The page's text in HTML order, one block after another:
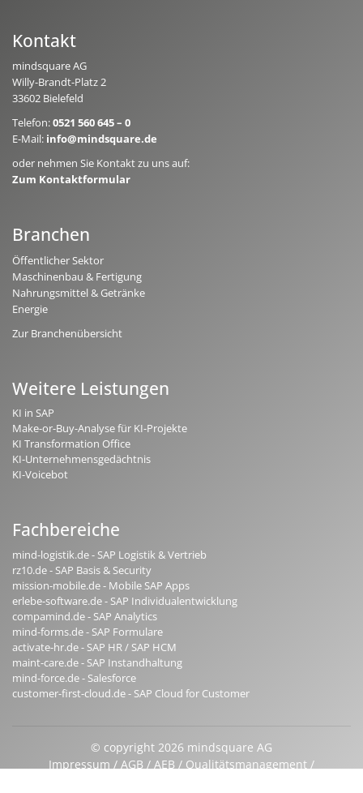
Kontakt
mindsquare AG
Willy-Brandt-Platz 2
33602 Bielefeld
Telefon:0521 560 645 – 0
E-Mail: info@mindsquare.de
oder nehmen Sie Kontakt zu uns auf:
Zum Kontaktformular
Branchen
Öffentlicher Sektor
Maschinenbau & Fertigung
Nahrungsmittel & Getränke
Energie
Zur Branchenübersicht
Weitere Leistungen
KI in SAP
Make-or-Buy-Analyse für KI-Projekte
KI Transformation Office
KI-Unternehmensgedächtnis
KI-Voicebot
Fachbereiche
mind-logistik.de - SAP Logistik & Vertrieb
rz10.de - SAP Basis & Security
mission-mobile.de - Mobile SAP Apps
erlebe-software.de - SAP Individualentwicklung
compamind.de - SAP Analytics
mind-forms.de - SAP Formulare
activate-hr.de - SAP HR / SAP HCM
maint-care.de - SAP Instandhaltung
mind-force.de - Salesforce
customer-first-cloud.de - SAP Cloud for Customer
© copyright 2026 mindsquare AG
Impressum
AGB AEB
Qualitätsmanagement